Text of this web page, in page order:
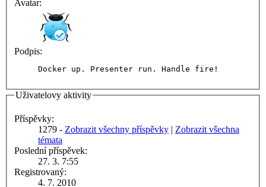
Avatar:
Podpis:
Docker up. Presenter run. Handle fire!
Uživatelovy aktivity
Příspěvky:
1279 - Zobrazit všechny příspěvky | Zobrazit všechna
témata
Poslední příspěvek:
27. 3. 7:55
Registrovaný:
4. 7. 2010